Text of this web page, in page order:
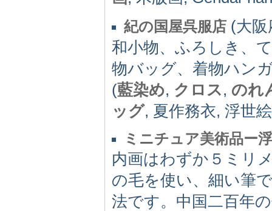
紀の国屋呉服店 (大阪
和小物、ふろしき、
物バッグ、着物ハン
(藍染め, クロス, のれ
ッグ, 夏作務衣, 浮世
ミニチュア美術品ー
内画はわずか５ミリ
の毛を使い、細い筆
法です。中国二百年